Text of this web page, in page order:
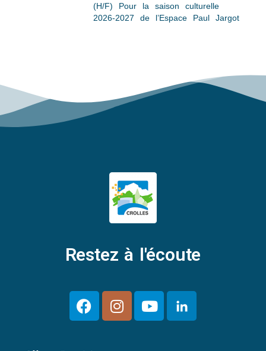
(H/F) Pour la saison culturelle
2026-2027 de l’Espace Paul Jargot
Restez à l'écoute